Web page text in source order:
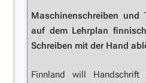
Maschinenschreiben und
auf dem Lehrplan
Schreiben mit der Hand
Finnland will